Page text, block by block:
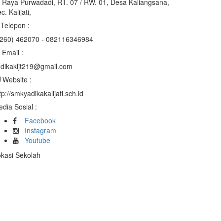
Raya Purwadadi, RT. 07 / RW. 01, Desa Kaliangsana,
Kalijati,
Telepon :
462070 - 082116346984
Email :
Website :
smkyadikakalijati.sch.id
Sosial :
Facebook
Instagram
Youtube
Sekolah